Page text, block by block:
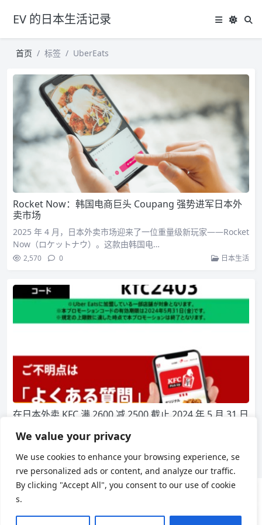
We value your privacy
We use cookies to enhance your browsing experience, se
rve personalized ads or content, and analyze our traffic.
By clicking "Accept All", you consent to our use of cookie
s.
EV 的日本生活记录
首页 标签 UberEats
Rocket Now：韩国电商巨头 Coupang 强势进军日本外
卖市场
2025 年 4 月，日本外卖市场迎来了一位重量级新玩家——Rocket
Now（ロケットナウ）。这款由韩国电…
2,570 0 日本生活
在日本外卖 KFC 满 2600 减 2500 截止 2024 年 5 月 31 日
最近日本 KFC 和 UberEats 展开了联合营销活动，如果没有在 U
ber Eats 上点过 KFC 的…
2,717 0 日本生活
用户协议 隐私政策